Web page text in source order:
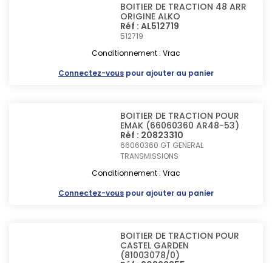
BOITIER DE TRACTION 48 ARR
ORIGINE ALKO
Réf : AL512719
512719
Conditionnement : Vrac
Connectez-vous pour ajouter au panier
BOITIER DE TRACTION POUR
EMAK (66060360 AR48-53)
Réf : 20823310
66060360 GT GENERAL
TRANSMISSIONS
Conditionnement : Vrac
Connectez-vous pour ajouter au panier
BOITIER DE TRACTION POUR
CASTEL GARDEN
(81003078/0)